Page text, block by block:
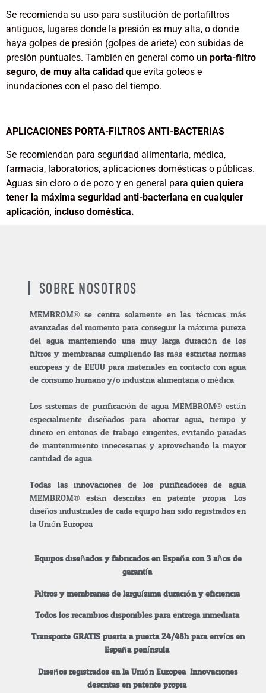
Se recomienda su uso para sustitución de portafiltros
antiguos, lugares donde la presión es muy alta, o donde
haya golpes de presión (golpes de ariete) con subidas de
presión puntuales. También en general como un porta-filtro
seguro, de muy alta calidad que evita goteos e
inundaciones con el paso del tiempo.
APLICACIONES PORTA-FILTROS ANTI-BACTERIAS
Se recomiendan para seguridad alimentaria, médica,
farmacia, laboratorios, aplicaciones domésticas o públicas.
Aguas sin cloro o de pozo y en general para quien quiera
tener la máxima seguridad anti-bacteriana en cualquier
aplicación, incluso doméstica.
SOBRE NOSOTROS
MEMBROM® se centra solamente en las técnicas más
avanzadas del momento para conseguir la máxima pureza
del agua manteniendo una muy larga duración de los
filtros y membranas cumpliendo las más estrictas normas
europeas y de EEUU para materiales en contacto con agua
de consumo humano y/o industria alimentaria.o médica.
Los sistemas de purificación de agua MEMBROM® están
especialmente diseñados para ahorrar agua, tiempo y
dinero en entonos de trabajo exigentes, evitando paradas
de mantenimiento innecesarias y aprovechando la mayor
cantidad de agua.
Todas las innovaciones de los purificadores de agua
MEMBROM® están descritas en patente propia. Los
diseños industriales de cada equipo han sido registrados en
la Unión Europea.
Equipos diseñados y fabricados en España con 3 años de
garantía.
Filtros y membranas de larguísima duración y eficiencia.
Todos los recambios disponibles para entrega inmediata.
Transporte GRATIS puerta a puerta 24/48h para envíos en
España península.
Diseños registrados en la Unión Europea. Innovaciones
descritas en patente propia.